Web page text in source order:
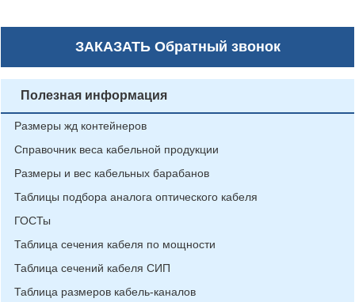
ЗАКАЗАТЬОбратный звонок
Полезная информация
Размеры жд контейнеров
Справочник веса кабельной продукции
Размеры и вес кабельных барабанов
Таблицы подбора аналога оптического кабеля
ГОСТы
Таблица сечения кабеля по мощности
Таблица сечений кабеля СИП
Таблица размеров кабель-каналов